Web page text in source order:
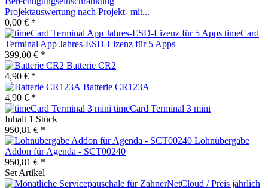
Projektauswertung nach Projekt- mit...
0,00 € *
timeCard
Terminal App Jahres-ESD-Lizenz für 5 Apps
399,00 € *
Batterie CR2
4,90 € *
Batterie CR123A
4,90 € *
timeCard Terminal 3 mini
Inhalt 1 Stück
950,81 € *
Lohnübergabe
Addon für Agenda - SCT00240
950,81 € *
Set Artikel